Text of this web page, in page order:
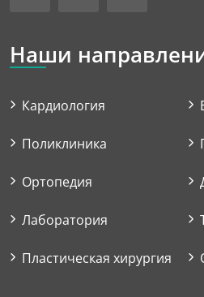
Наши
Кардиология
Поликлиника
Ортопедия
Лаборатория
Пластическая хирургия